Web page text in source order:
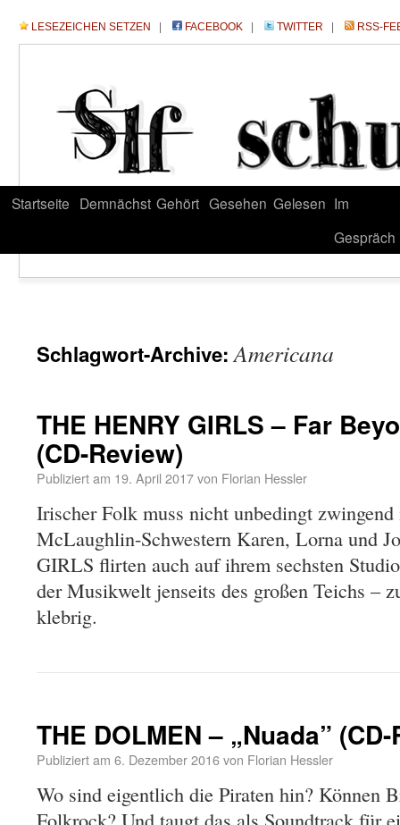
LESEZEICHEN SETZEN FACEBOOK TWITTER RSS-
Startseite Demnächst Gehört Gesehen Gelesen Im
Gespräch
Schlagwort-Archive:Americana
THE HENRY GIRLS – Far
(CD-Review)
Publiziert am 19. April 2017von Florian Hessler
Irischer Folk muss nicht unbedingt
McLaughlin-Schwestern Karen, Lorna und
GIRLS flirten auch auf ihrem sechsten
der Musikwelt jenseits des großen Teichs –
klebrig.
THE DOLMEN – „Nuada”
Publiziert am 6. Dezember 2016von Florian Hessler
Wo sind eigentlich die Piraten hin? Können
Folkrock? Und taugt das als Soundtrack für